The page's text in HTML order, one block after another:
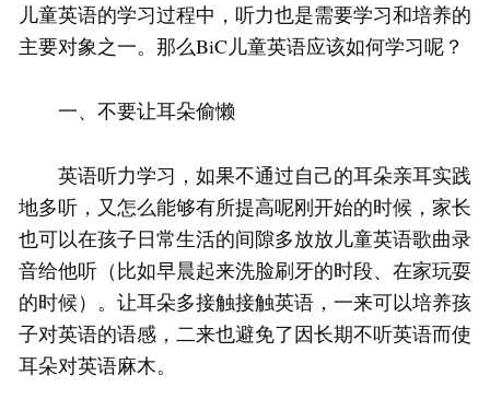
儿童英语的学习过程中，听力也是需要学习和培养的
主要对象之一。那么BiC儿童英语应该如何学习呢？
一、不要让耳朵偷懒
英语听力学习，如果不通过自己的耳朵亲耳实践
地多听，又怎么能够有所提高呢刚开始的时候，家长
也可以在孩子日常生活的间隙多放放儿童英语歌曲录
音给他听（比如早晨起来洗脸刷牙的时段、在家玩耍
的时候）。让耳朵多接触接触英语，一来可以培养孩
子对英语的语感，二来也避免了因长期不听英语而使
耳朵对英语麻木。